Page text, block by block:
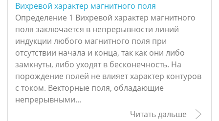
Вихревой характер магнитного поля
Определение 1 Вихревой характер магнитного
поля заключается в непрерывности линий
индукции любого магнитного поля при
отсутствии начала и конца, так как они либо
замкнуты, либо уходят в бесконечность. На
порождение полей не влияет характер контуров
с током. Векторные поля, обладающие
непрерывными...
Читать дальше